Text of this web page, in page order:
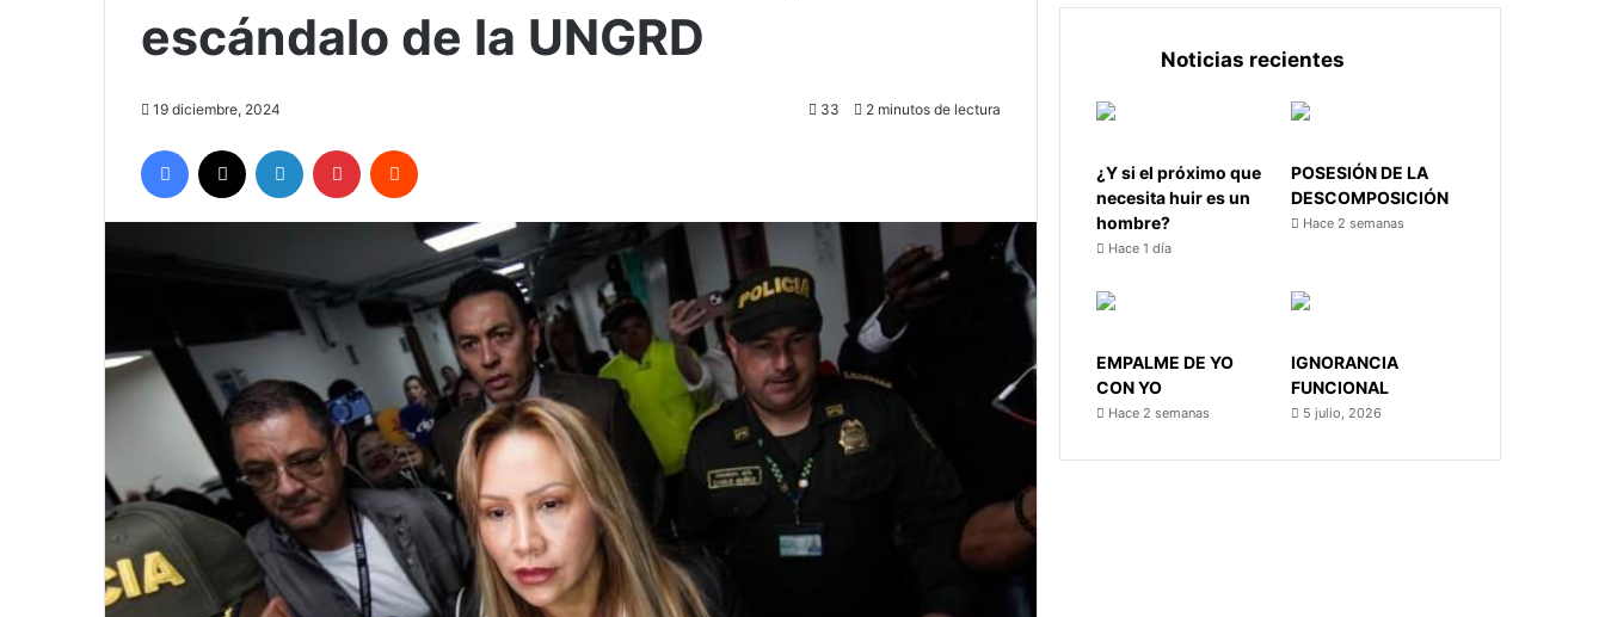
escándalo de la UNGRD
19 diciembre, 2024 33 2 minutos de lectura
Facebook LinkedIn Pinterest
Noticias recientes
¿Y si el próximo que
necesita huir es un
hombre?
Hace 1 día
POSESIÓN DE LA
DESCOMPOSICIÓN
Hace 2 semanas
EMPALME DE YO
CON YO
Hace 2 semanas
IGNORANCIA
FUNCIONAL
5 julio, 2026